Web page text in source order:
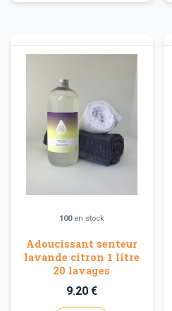
100en stock
Adoucissant senteur
lavande citron 1 litre
20 lavages
9.20 €